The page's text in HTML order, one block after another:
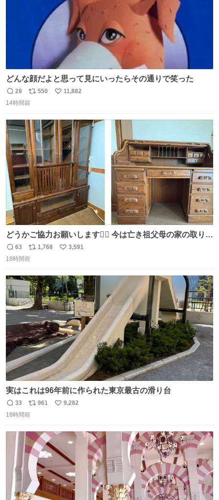
どんな顔だよと思って見にいったらその通りで笑った
返
信
28
リ
ポ
ト
数
550
い
数
11,882
14時間前
どうかご協力お願いします🙇‍♂️ 今は亡き祖父母の家の取り壊
しが決まり、どうしても処分して欲しくない食器棚と机の
引き取り手を探しております この2つは私の祖母が当初一
さで亡くなりましたが、この家具達をとても大切にしてお
りました 続く↓
返
信
63
リ
ポ
ト
数
1,768
い
数
3,591
18時間前
実はこれは96年前に作られた東京最古の滑り台
返
信
33
リ
ポ
ト
数
961
い
9,282
18時間前